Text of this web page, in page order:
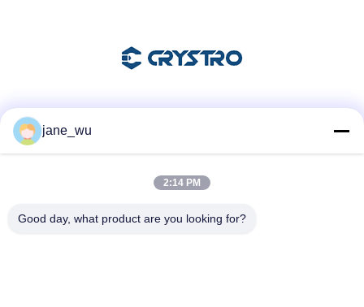
jane_wu
2:14 PM
Good day, what product are you looking for?